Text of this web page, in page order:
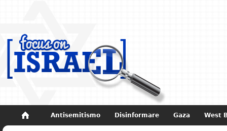
Antisemitismo Disinformare Gaza West